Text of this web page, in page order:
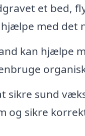
et bed,
med det
kan hjælpe
sikre sund
og sikre